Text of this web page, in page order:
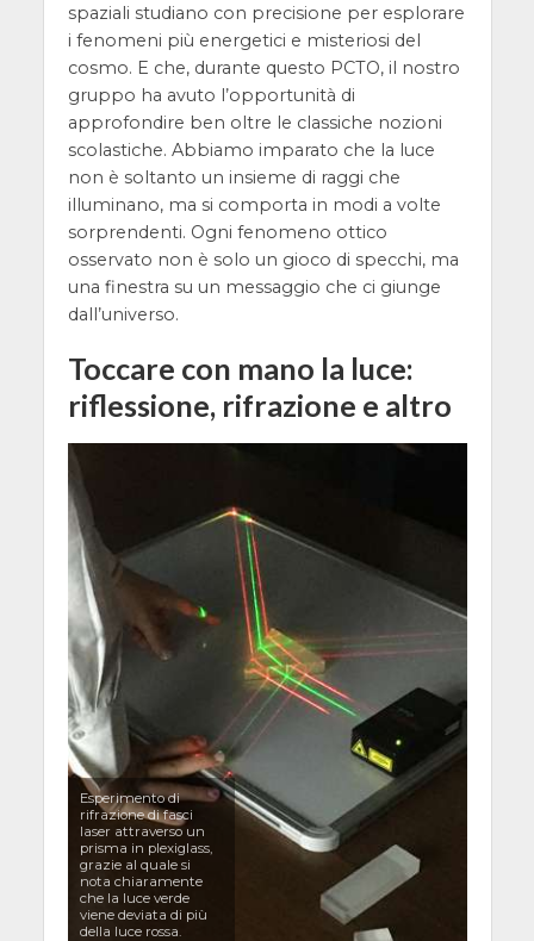
spaziali studiano con precisione per esplorare
i fenomeni più energetici e misteriosi del
cosmo. E che, durante questo PCTO, il nostro
gruppo ha avuto l’opportunità di
approfondire ben oltre le classiche nozioni
scolastiche. Abbiamo imparato che la luce
non è soltanto un insieme di raggi che
illuminano, ma si comporta in modi a volte
sorprendenti. Ogni fenomeno ottico
osservato non è solo un gioco di specchi, ma
una finestra su un messaggio che ci giunge
dall’universo.
Toccare con mano la luce:
riflessione, rifrazione e altro
Esperimento di
rifrazione di fasci
laser attraverso un
prisma in plexiglass,
grazie al quale si
nota chiaramente
che la luce verde
viene deviata di più
della luce rossa.